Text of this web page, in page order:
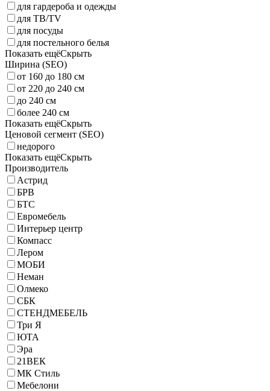
для гардероба и одежды
для ТВ/TV
для посуды
для постельного белья
Показать ещёСкрыть
Ширина (SEO)
от 160 до 180 см
от 220 до 240 см
до 240 см
более 240 см
Показать ещёСкрыть
Ценовой сегмент (SEO)
недорого
Показать ещёСкрыть
Производитель
Астрид
БРВ
БТС
Евромебель
Интерьер центр
Компасс
Лером
МОБИ
Неман
Олмеко
СБК
СТЕНДМЕБЕЛЬ
Три Я
ЮТА
Эра
21ВЕК
МК Стиль
Мебелони